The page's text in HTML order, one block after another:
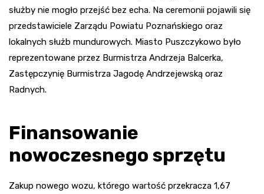
służby nie mogło przejść bez echa. Na ceremonii pojawili się
przedstawiciele Zarządu Powiatu Poznańskiego oraz
lokalnych służb mundurowych. Miasto Puszczykowo było
reprezentowane przez Burmistrza Andrzeja Balcerka,
Zastępczynię Burmistrza Jagodę Andrzejewską oraz
Radnych.
Finansowanie
nowoczesnego sprzętu
Zakup nowego wozu, którego wartość przekracza 1,67